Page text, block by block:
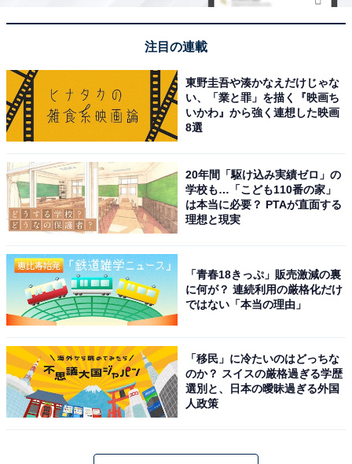
注目の連載
東野圭吾や湊かなえだけじゃな
い、「業と罪」を描く『映画ち
いかわ』から強く連想した映画
8選
20年間「駆け込み実績ゼロ」の
学校も…「こども110番の家」
は本当に必要？ PTAが直面する
理想と現実
「青春18きっぷ」販売激減の裏
に何が？ 連続利用の厳格化だけ
ではない「本当の理由」
「移民」に冷たいのはどっちな
のか？ スイスの厳格過ぎる学歴
選別と、日本の曖昧過ぎる外国
人政策